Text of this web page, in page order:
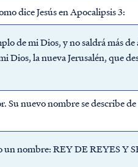
dice Jesús en Apocalipsis 3:
de mi Dios, y no saldrá más
Dios, la nueva Jerusalén, que
Su nuevo nombre se describe
un nombre: REY DE REYES Y